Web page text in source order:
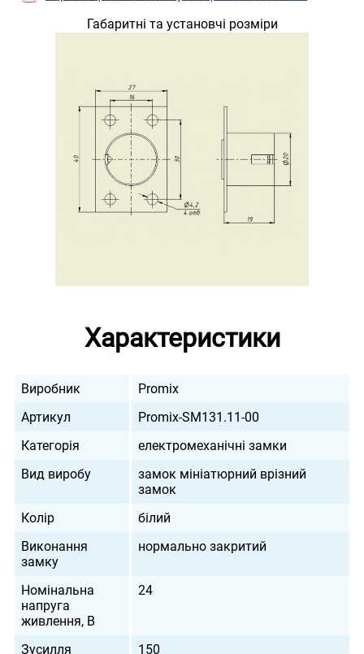
Габаритні та установчі розміри
Характеристики
Виробник
Promix
Артикул
Promix-SM131.11-00
Категорія
електромеханічні замки
Вид виробу
замок мініатюрний врізний
замок
Колір
білий
Виконання
замку
нормально закритий
Номінальна
напруга
живлення, В
24
Зусилля 150